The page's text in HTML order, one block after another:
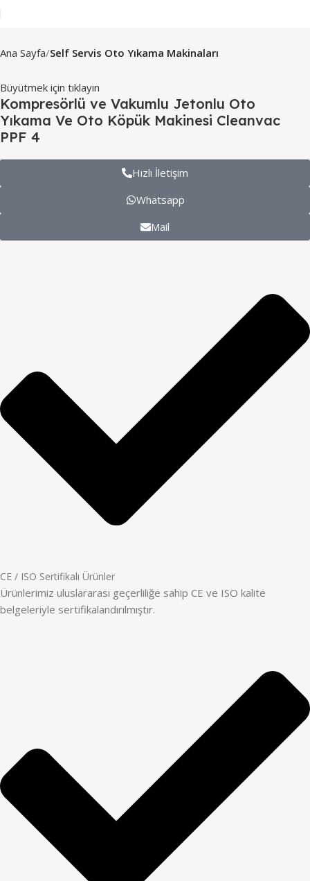
Ana Sayfa Self Servis Oto Yıkama Makinaları
Büyütmek için tıklayın
Kompresörlü ve Vakumlu Jetonlu Oto
Yıkama Ve Oto Köpük Makinesi Cleanvac
PPF 4
Hızlı İletişim
Whatsapp
Mail
CE / ISO Sertifikalı Ürünler
Ürünlerimiz uluslararası geçerliliğe sahip CE ve ISO kalite
belgeleriyle sertifikalandırılmıştır.